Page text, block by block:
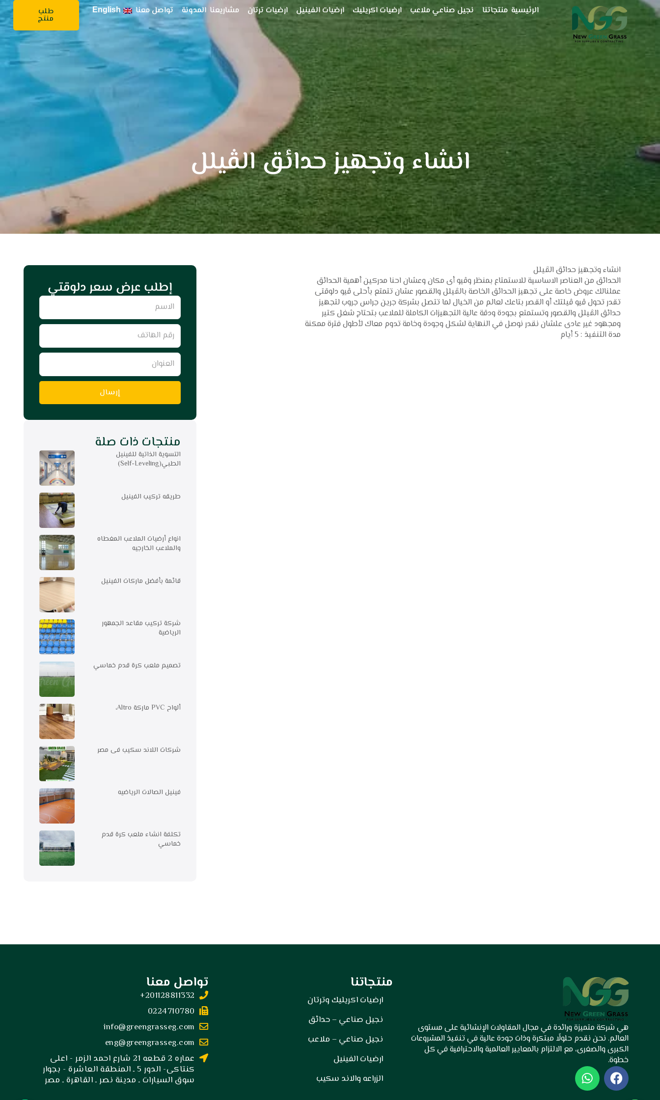
تخطي
إلى
المحتوى
الرئيسية منتجاتنا نجيل صناعي ملاعب ارضيات اكريليك ارضيات الفينيل ارضيات ترتان مشاريعنا المدونة تواصل معنا English طلب
منتج
انشاء وتجهيز حدائق الڤيلل
انشاء وتجهيز حدائق الڤيلل
الحدائق من العناصر الاساسية للاستمتاع بمنظر وڤيو أى مكان وعشان احنا مدركين أهمية الحدائق
عملنالك عروض خاصة على تجهيز الحدائق الخاصة بالڤيلل والقصور عشان تتمتع بأحلى ڤيو دلوقتى
تقدر تحول ڤيو ڤيلتك أو القصر بتاعك لعالم من الخيال لما تتصل بشركة جرين جراس جروب لتجهيز
حدائق الڤيلل والقصور وتستمتع بجودة ودقة عالية التجهيزات الكاملة للملاعب بتحتاج شغل كتير
ومجهود غير عادى علشان نقدر نوصل في النهاية لشكل وجودة وخامة تدوم معاك لأطول فترة ممكنة
مدة التنفيذ : 5 أيام
إطلب عرض سعر دلوقتي
Name
رقم
الهاتف
العنوان
إرسال
منتجات ذات صلة
التسوية الذاتية للفينيل
الطبي(Self-Leveling)
طريقه تركيب الفينيل
انواع أرضيات الملاعب المغطاه
والملاعب الخارجيه
قائمة بأفضل ماركات الفينيل
شركة تركيب مقاعد الجمهور
الرياضية
تصميم ملعب كرة قدم خماسي
ألواح PVC ماركة Altro،
شركات اللاند سكيب فى مصر
فينيل الصالات الرياضيه
تكلفة انشاء ملعب كرة قدم
خماسي
هي شركة متميزة ورائدة في مجال المقاولات الإنشائية على مستوى
العالم. نحن نقدم حلولًا مبتكرة وذات جودة عالية في تنفيذ المشروعات
الكبرى والصغرى، مع الالتزام بالمعايير العالمية والاحترافية في كل
خطوة.
F
a
W
h
منتجاتنا
ارضيات اكريليك وترتان
نجيل صناعي – حدائق
نجيل صناعي – ملاعب
ارضيات الفينيل
الزراعه والاند سكيب
تواصل معنا
201128811332+
0224710780
info@greengrasseg.com
eng@greengrasseg.com
عماره 2 قطعه 21 شارع احمد الزمر - اعلى
كنتاكى- الدور 5 ـ المنطقة العاشرة - بجوار
سوق السيارات ـ مدينة نصر ـ القاهرة ـ مصر